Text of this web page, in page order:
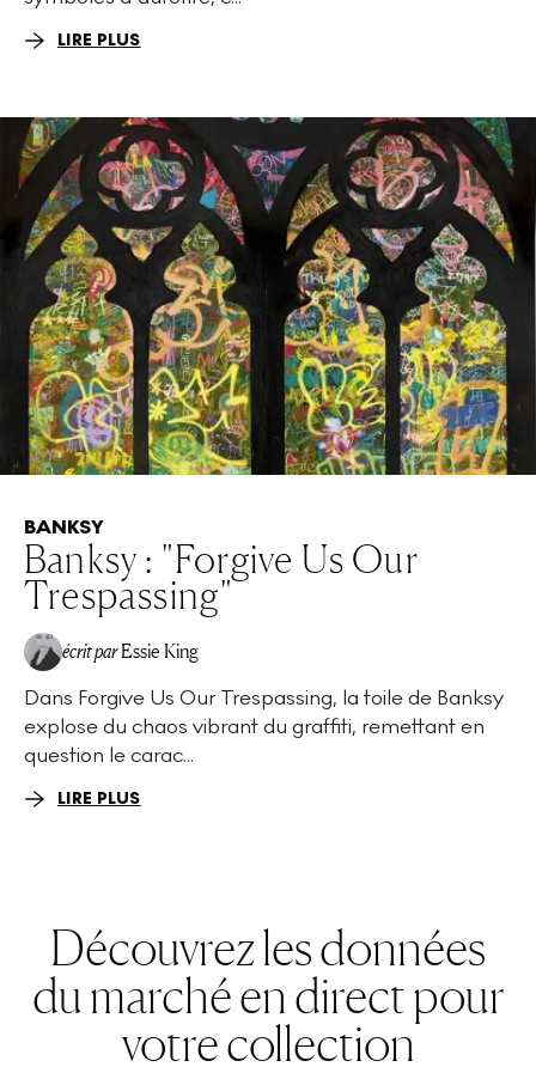
LIRE PLUS
BANKSY
Banksy : "Forgive Us Our
Trespassing"
écrit par Essie King
Dans Forgive Us Our Trespassing, la toile de Banksy
explose du chaos vibrant du graffiti, remettant en
question le carac...
LIRE PLUS
Découvrez les données
du marché en direct pour
votre collection